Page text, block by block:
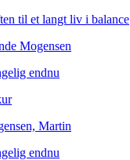
til et langt liv i balance
Mogensen
endnu
Martin
endnu